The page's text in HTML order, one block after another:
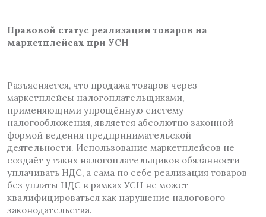
Правовой статус реализации товаров на
маркетплейсах при УСН
Разъясняется, что продажа товаров через
маркетплейсы налогоплательщиками,
применяющими упрощённую систему
налогообложения, является абсолютно законной
формой ведения предпринимательской
деятельности. Использование маркетплейсов не
создаёт у таких налогоплательщиков обязанности
уплачивать НДС, а сама по себе реализация товаров
без уплаты НДС в рамках УСН не может
квалифицироваться как нарушение налогового
законодательства.